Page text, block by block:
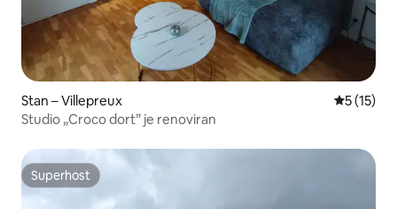
Stan – Villepreux Prosječna
5 (15)
Studio „Croco dort” je renoviran
Superhost
Superhost